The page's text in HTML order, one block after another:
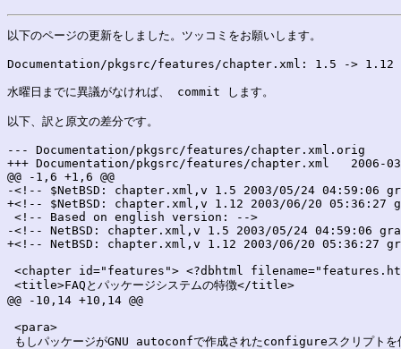
以下のページの更新をしました。ツッコミをお願いします。
Documentation/pkgsrc/features/chapter.xml: 1.5 -> 1.12
水曜日までに異議がなければ、 commit します。
以下、訳と原文の差分です。
--- Documentation/pkgsrc/features/chapter.xml.orig	2006-03-28 23:47:21.000000000 +0900
+++ Documentation/pkgsrc/features/chapter.xml	2006-03-28 23:47:21.000000000 +0900
@@ -1,6 +1,6 @@
-<!-- $NetBSD: chapter.xml,v 1.5 2003/05/24 04:59:06
+<!-- $NetBSD: chapter.xml,v 1.12 2003/06/20 05:36:27
<!-- Based on english version: -->
-<!-- NetBSD: chapter.xml,v 1.5 2003/05/24 04:59:06
+<!-- NetBSD: chapter.xml,v 1.12 2003/06/20 05:36:27
<chapter id="features"> <?dbhtml
<title>FAQとパッケージシステムの特徴</title>
@@ -10,14 +10,14 @@
<para>
もしパッケージがGNU autoconfで作成されたconfigureスクリプトを